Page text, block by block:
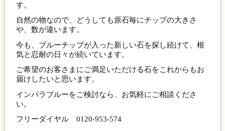
す。
自然の物なので、どうしても原石毎にチップの大きさ
や、数が違います。
今も、ブルーチップが入った新しい石を探し続けて、根
気と忍耐の日々が続いています。
ご希望のお客さまにご満足いただける石をこれからもお
届けしたいと思います。
インパラブルーをご検討なら、お気軽にご相談くださ
い。
フリーダイヤル 0120-953-574